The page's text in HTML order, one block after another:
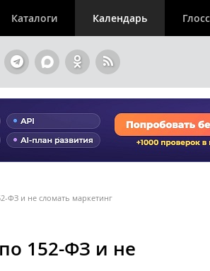
Каталоги Календарь
ФЗ и не сломать маркетинг
152-ФЗ и не